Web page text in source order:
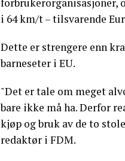
forbrukerorganisasjoner,
i 64 km/t – tilsvarende
Dette er strengere enn
barneseter i EU.
"Det er tale om meget
bare ikke må ha. Derfor
kjøp og bruk av de to
redaktør i FDM.